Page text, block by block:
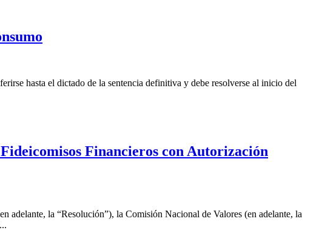
hasta el dictado de la sentencia definitiva y debe resolverse al inicio del
Financieros con Autorización
la “Resolución”), la Comisión Nacional de Valores (en adelante, la